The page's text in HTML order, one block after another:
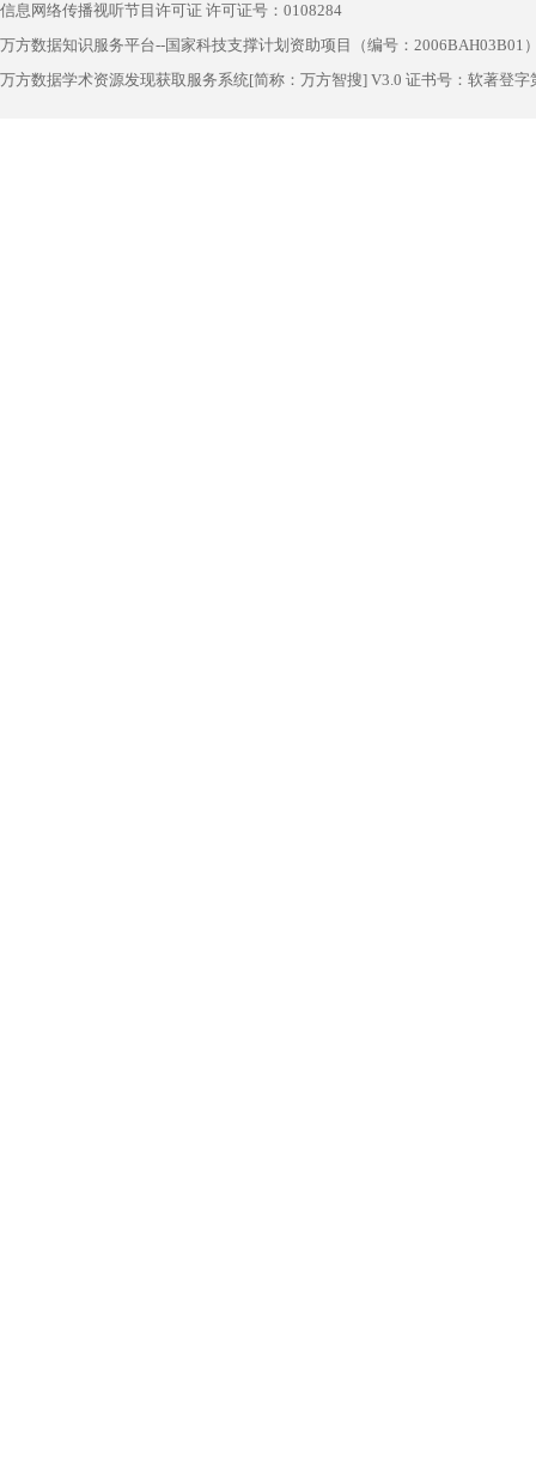
信息网络传播视听节目许可证 许可证号：0108284
万方数据知识服务平台--国家科技支撑计划资助项目（编号：2006BAH03B01
万方数据学术资源发现获取服务系统[简称：万方智搜] V3.0 证书号：软著登字